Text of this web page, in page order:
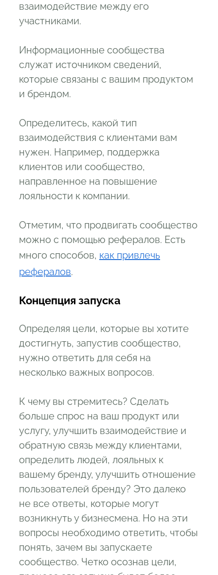
взаимодействие между его
участниками.
Информационные сообщества
служат источником сведений,
которые связаны с вашим продуктом
и брендом.
Определитесь, какой тип
взаимодействия с клиентами вам
нужен. Например, поддержка
клиентов или сообщество,
направленное на повышение
лояльности к компании.
Отметим, что продвигать сообщество
можно с помощью рефералов. Есть
много способов, как привлечь
рефералов.
Концепция запуска
Определяя цели, которые вы хотите
достигнуть, запустив сообщество,
нужно ответить для себя на
несколько важных вопросов.
К чему вы стремитесь? Сделать
больше спрос на ваш продукт или
услугу, улучшить взаимодействие и
обратную связь между клиентами,
определить людей, лояльных к
вашему бренду, улучшить отношение
пользователей бренду? Это далеко
не все ответы, которые могут
возникнуть у бизнесмена. Но на эти
вопросы необходимо ответить, чтобы
понять, зачем вы запускаете
сообщество. Четко осознав цели,